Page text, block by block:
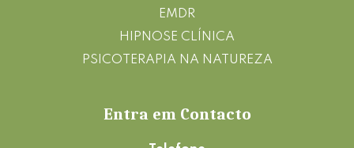
EMDR
HIPNOSE CLÍNICA
PSICOTERAPIA NA NATUREZA
Entra em Contacto